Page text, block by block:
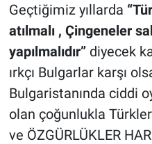
Geçtiğimiz yıllarda
atılmalı , Çingeneler
yapılmalıdır”diyecek
ırkçı Bulgarlar karşı
Bulgaristanında ciddi
olan çoğunlukla
ve ÖZGÜRLÜKLER